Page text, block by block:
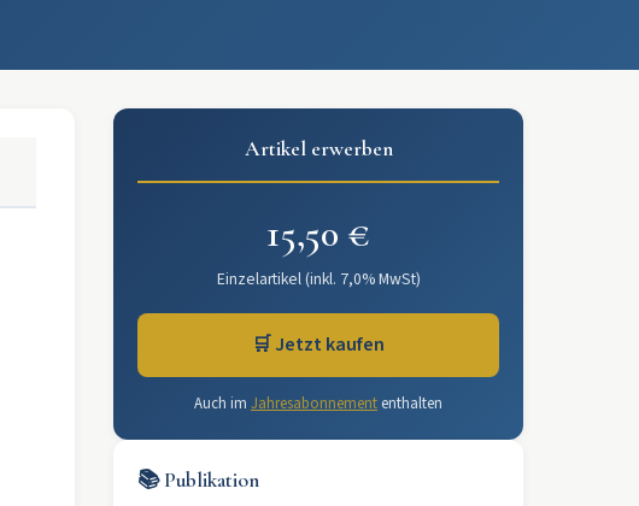
Artikel erwerben
15,50 €
Einzelartikel (inkl. 7,0% MwSt)
🛒 Jetzt kaufen
Auch im Jahresabonnement enthalten
📚 Publikation